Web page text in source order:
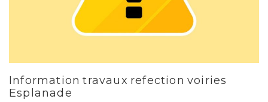
Information travaux refection voiries
Esplanade